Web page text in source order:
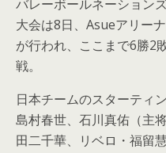
バレーボールネーション
大会は8日、Asueアリー
が行われ、ここまで6勝2
戦。
日本チームのスターティ
島村春世、石川真佑（主
田二千華、リベロ・福留慧